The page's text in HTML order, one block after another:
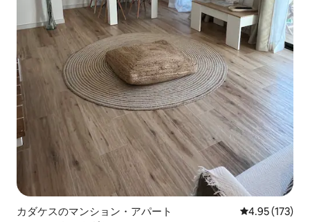
カダケスのマンション・アパート レビュー173
4.95 (173)